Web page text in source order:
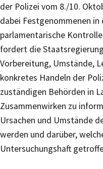
der Polizei vom 8./10.
dabei Festgenommenen in
parlamentarische
fordert die
Vorbereitung, Umstände,
konkretes Handeln der
zuständigen Behörden in
Zusammenwirken zu
Ursachen und Umstände
werden und darüber,
Untersuchungshaft